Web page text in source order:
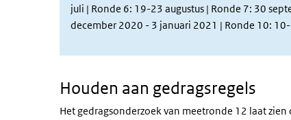
juli | Ronde 6: 19-23 augustus | Ronde 7: 30
december 2020 - 3 januari 2021 | Ronde 10:
Houden aan gedragsregels
Het gedragsonderzoek van meetronde 12 laat